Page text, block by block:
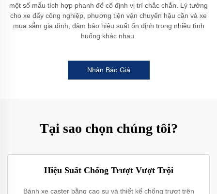
một số mẫu tích hợp phanh để cố định vị trí chắc chắn. Lý tưởng
cho xe đẩy công nghiệp, phương tiện vận chuyển hậu cần và xe
mua sắm gia đình, đảm bảo hiệu suất ổn định trong nhiều tình
huống khác nhau.
Nhận Báo Giá
Tại sao chọn chúng tôi?
Hiệu Suất Chống Trượt Vượt Trội
Bánh xe caster bằng cao su và thiết kế chống trượt trên